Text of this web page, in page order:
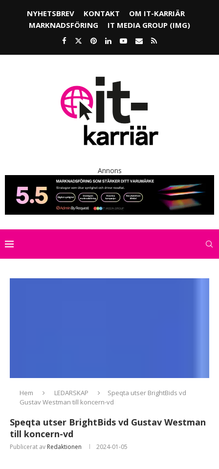
NYHETSBREV KONTAKT
OM IT-KARRIÄR
MARKNADSFÖRING
IT MEDIA GROUP (IMG)
Annons
Hem LEDARSKAP
Speqta utser BrightBids vd
Gustav Westman till koncern-vd
Speqta utser BrightBids vd Gustav Westman
till koncern-vd
Publicerat av Redaktionen 2024-01-05